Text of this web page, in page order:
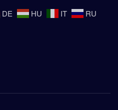
DE HU IT RU